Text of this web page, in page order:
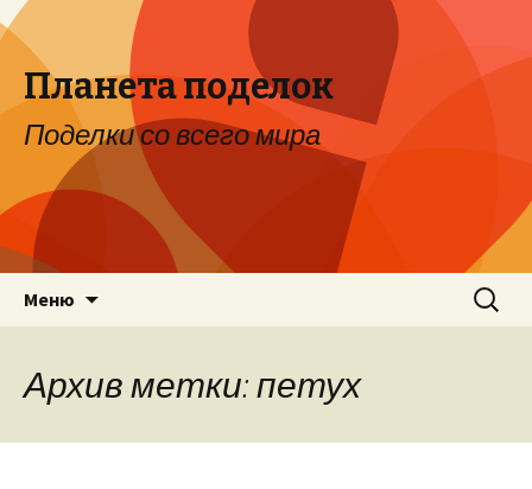
Планета поделок
Поделки со всего мира
Меню Найти:
Архив метки: петух